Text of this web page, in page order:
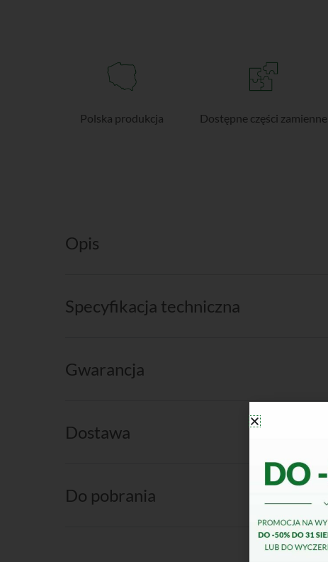
Polska produkcja Dostępne części zamienne
Opis
Specyfikacja techniczna
Gwarancja
Dostawa
Do pobrania